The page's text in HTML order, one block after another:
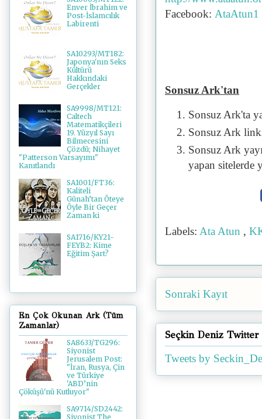
Facebook: AtaAtun1
Sonsuz Ark'tan
Sonsuz Ark'ta
Sonsuz Ark
Sonsuz Ark
yapan sitelerde
Labels: Ata Atun ,
Sonraki Kayıt
Seçkin Deniz Twitter
Tweets by
Enver İbrahim ve
Post-İslamcılık
Labirenti
SA10293/MT182:
Japonya'nın Seks
Kültürü
Hakkındaki
Gerçekler
SA9998/MT121:
Caltech
Matematikçileri
19. Yüzyıl Sayı
Bilmecesini
Çözdü; Nihayet
"Patterson Varsayımı"
Kanıtlandı
SA1001/FT36:
Kaliteli
Günah’tan Öteye
Öyle Bir Geçer
Zaman ki
SA1716/KY21-
FEYB2: Kime
Eğitim Şart?
En Çok Okunan Ark (Tüm
Zamanlar)
SA8633/TG296:
Siyonist
Jerusalem Post:
"İran, Rusya, Çin
ve Türkiye
'ABD’nin
Çöküşü'nü Kutluyor"
SA9714/SD2442:
Siyonist The